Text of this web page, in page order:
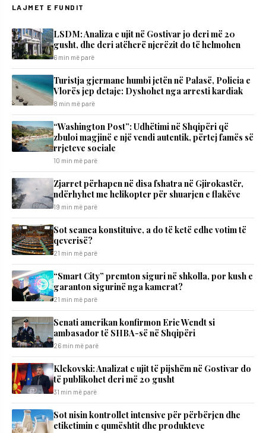
LAJMET E FUNDIT
LSDM: Analiza e ujit në Gostivar jo deri më 20
gusht, dhe deri atëherë njerëzit do të helmohen
6 min më parë
Turistja gjermane humbi jetën në Palasë, Policia e
Vlorës jep detaje: Dyshohet nga arresti kardiak
8 min më parë
“Washington Post”: Udhëtimi në Shqipëri që
zbuloi magjinë e një vendi autentik, përtej famës së
rrjeteve sociale
10 min më parë
Zjarret përhapen në disa fshatra në Gjirokastër,
ndërhyhet me helikopter për shuarjen e flakëve
19 min më parë
Sot seanca konstituive, a do të ketë edhe votim të
qeverisë?
21 min më parë
“Smart City” premton siguri në shkolla, por kush e
garanton sigurinë nga kamerat?
21 min më parë
Senati amerikan konfirmon Eric Wendt si
ambasador të SHBA-së në Shqipëri
26 min më parë
Klekovski: Analizat e ujit të pijshëm në Gostivar do
të publikohet deri më 20 gusht
31 min më parë
Sot nisin kontrollet intensive për përbërjen dhe
etiketimin e qumështit dhe produkteve